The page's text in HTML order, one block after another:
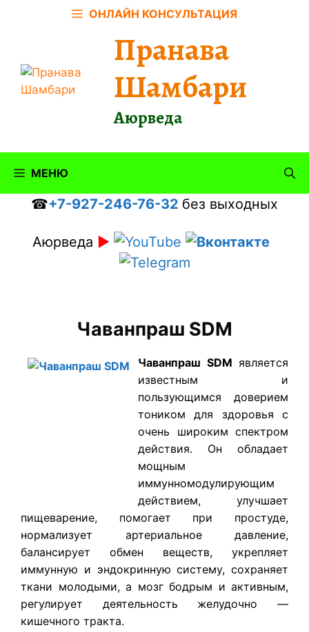
ОНЛАЙН КОНСУЛЬТАЦИЯ
Пранава
Шамбари
Аюрведа
МЕНЮ
☎+7-927-246-76-32 без выходных
Аюрведа ►
Чаванпраш SDM
Чаванпраш SDM является
известным и
пользующимся доверием
тоником для здоровья с
очень широким спектром
действия. Он обладает
мощным
иммунномодулирующим
действием, улучшает
пищеварение, помогает при простуде,
нормализует артериальное давление,
балансирует обмен веществ, укрепляет
иммунную и эндокринную систему, сохраняет
ткани молодыми, а мозг бодрым и активным,
регулирует деятельность желудочно —
кишечного тракта.